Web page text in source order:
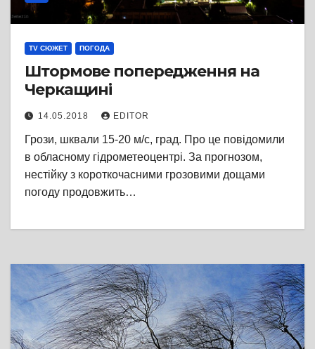
TV СЮЖЕТ ПОГОДА
Штормове попередження на
Черкащині
14.05.2018 EDITOR
Грози, шквали 15-20 м/с, град. Про це повідомили
в обласному гідрометеоцентрі. За прогнозом,
нестійку з короткочасними грозовими дощами
погоду продовжить…